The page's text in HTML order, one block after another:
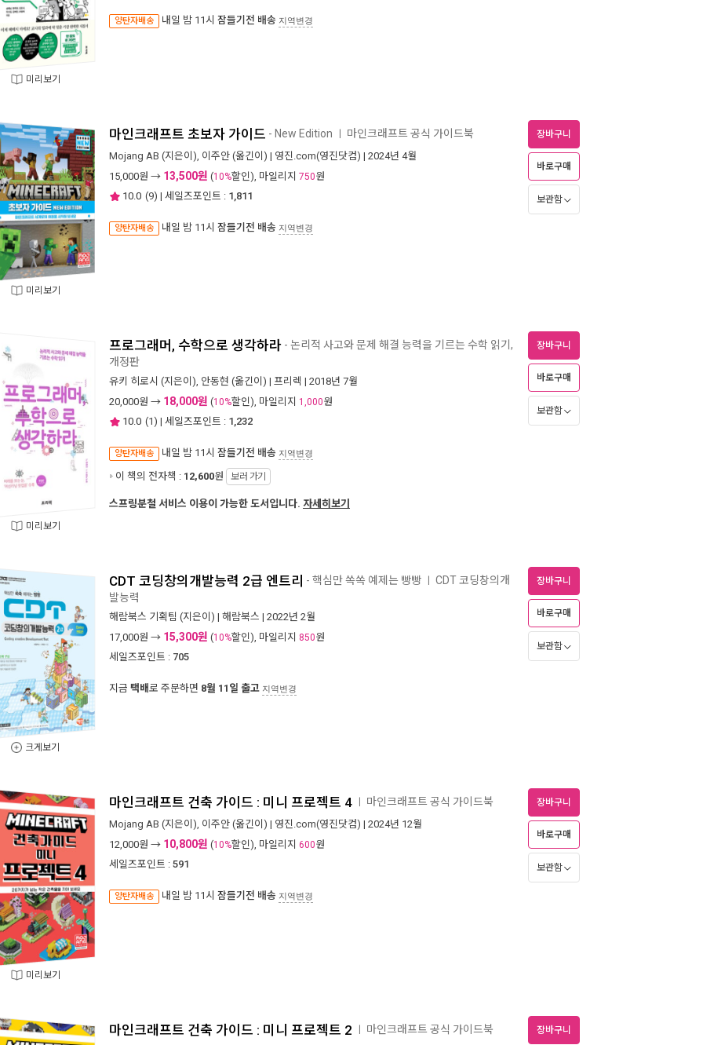
미리보기
양탄자배송 내일 밤 11시 잠들기전 배송 지역변경
미리보기
마인크래프트 초보자 가이드 - New Edition 마인크래프트 공식 가이드북
Mojang AB (지은이), 이주안 (옮긴이) | 영진.com(영진닷컴) | 2024년 4월
15,000원 → 13,500원 (10%할인), 마일리지 750원
10.0 (9) | 세일즈포인트 : 1,811
양탄자배송 내일 밤 11시 잠들기전 배송 지역변경
장바구니
바로구매
보관함
미리보기
프로그래머, 수학으로 생각하라 - 논리적 사고와 문제 해결 능력을 기르는 수학 읽기,
개정판
유키 히로시 (지은이), 안동현 (옮긴이) | 프리렉 | 2018년 7월
20,000원 → 18,000원 (10%할인), 마일리지 1,000원
10.0 (1) | 세일즈포인트 : 1,232
양탄자배송 내일 밤 11시 잠들기전 배송 지역변경
이 책의 전자책 : 12,600원 보러 가기
장바구니
바로구매
보관함
스프링분철 서비스 이용이 가능한 도서입니다. 자세히보기
크게보기
CDT 코딩창의개발능력 2급 엔트리 - 핵심만 쏙쏙 예제는 빵빵 CDT 코딩창의개
발능력
해람북스 기획팀 (지은이) | 해람북스 | 2022년 2월
17,000원 → 15,300원 (10%할인), 마일리지 850원
세일즈포인트 : 705
지금 택배로 주문하면 8월 11일 출고 지역변경
장바구니
바로구매
보관함
미리보기
마인크래프트 건축 가이드 : 미니 프로젝트 4 마인크래프트 공식 가이드북
Mojang AB (지은이), 이주안 (옮긴이) | 영진.com(영진닷컴) | 2024년 12월
12,000원 → 10,800원 (10%할인), 마일리지 600원
세일즈포인트 : 591
양탄자배송 내일 밤 11시 잠들기전 배송 지역변경
장바구니
바로구매
보관함
마인크래프트 건축 가이드 : 미니 프로젝트 2 마인크래프트 공식 가이드북 장바구니